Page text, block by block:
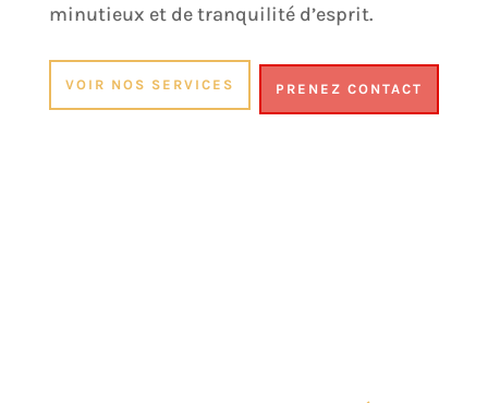
minutieux et de tranquilité d’esprit.
PRENEZ CONTACT
VOIR NOS SERVICES